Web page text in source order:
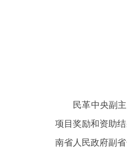
民革中央副
项目奖励和资助
南省人民政府副